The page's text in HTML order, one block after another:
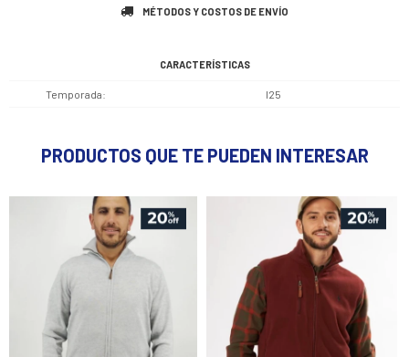
MÉTODOS Y COSTOS DE ENVÍO
CARACTERÍSTICAS
Temporada I25
PRODUCTOS QUE TE PUEDEN INTERESAR